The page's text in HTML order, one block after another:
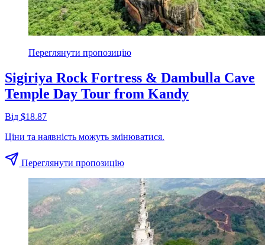
Переглянути пропозицію
Sigiriya Rock Fortress & Dambulla Cave
Temple Day Tour from Kandy
Від $18.87
Ціни та наявність можуть змінюватися.
Переглянути пропозицію